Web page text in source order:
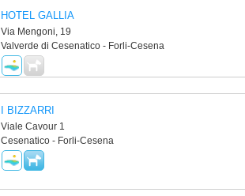
HOTEL GALLIA
Via Mengoni, 19
Valverde di Cesenatico - Forli-Cesena
I BIZZARRI
Viale Cavour 1
Cesenatico - Forli-Cesena